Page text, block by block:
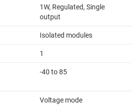
1W, Regulated, Single
output
Isolated modules
1
-40 to 85
Voltage mode